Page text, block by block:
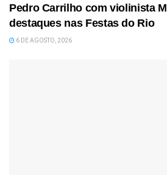
Pedro Carrilho com violinista
destaques nas Festas do Rio
6 DE AGOSTO, 2026